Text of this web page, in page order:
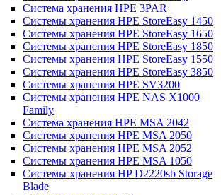
Система хранения HPE 3PAR
Системы хранения HPE StoreEasy 1450
Системы хранения HPE StoreEasy 1650
Системы хранения HPE StoreEasy 1850
Системы хранения HPE StoreEasy 1550
Системы хранения HPE StoreEasy 3850
Системы хранения HPE SV3200
Системы хранения HPE NAS X1000
Family
Система хранения HPE MSA 2042
Системы хранения HPE MSA 2050
Системы хранения HPE MSA 2052
Системы хранения HPE MSA 1050
Системы хранения HP D2220sb Storage
Blade